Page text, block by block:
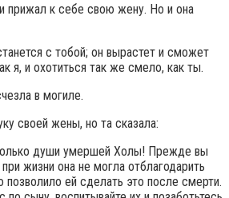
прижал к себе свою жену. Но и она
с тобой; он вырастет и сможет
я, и охотиться так же смело, как ты.
в могиле.
своей жены, но та сказала:
души умершей Холы! Прежде вы
жизни она не могла отблагодарить
позволило ей сделать это после смерти.